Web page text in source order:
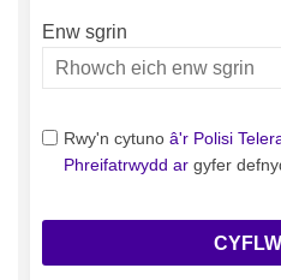
bost
Enw sgrin
Enw sgrin
Rwy'n cytuno â'r Polisi
Phreifatrwydd ar gyfer